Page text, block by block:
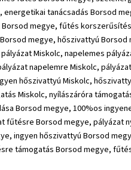
tanácsadás Borsod
megye, fűtés
megye, hőszivattyú Borsod
Miskolc, napelemes
napelemre Miskolc,
hőszivattyú Miskolc,
Miskolc, nyílászáróra
Borsod megye, 100%os
Borsod megye, pályázat
ingyen hőszivattyú Borsod
támogatás Borsod megye,